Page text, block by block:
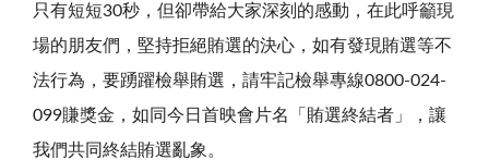
只有短短30秒，但卻帶給大家深刻的感動，在此呼籲現
場的朋友們，堅持拒絕賄選的決心，如有發現賄選等不
法行為，要踴躍檢舉賄選，請牢記檢舉專線0800-024-
099賺獎金，如同今日首映會片名「賄選終結者」，讓
我們共同終結賄選亂象。